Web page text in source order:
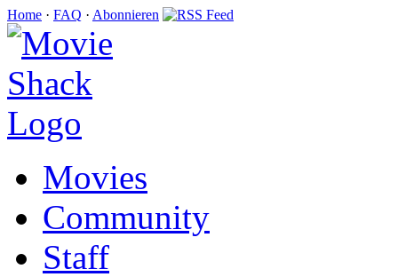
Home · FAQ · Abonnieren
Movies
Community
Staff